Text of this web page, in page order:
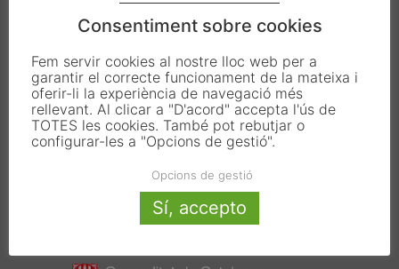
Pedro Juan, alcalde d'Olesa de
22:31
Josep Tremps, alcalde d'Ogassa
20:16
Dolors Cambras, alcaldessa de Sant
Pau de Segúries
13:42
Carrer Francesc Carbonell 46-48
08034 Barcelona
info@alcaldes.eu
Amb la col·laboració de:
Consentiment sobre cookies
Fem servir cookies al nostre lloc web per a
garantir el correcte funcionament de la mateixa i
oferir-li la experiència de navegació més
rellevant. Al clicar a "D'acord" accepta l'ús de
TOTES les cookies. També pot rebutjar o
configurar-les a "Opcions de gestió".
Opcions de gestió
Sí, accepto